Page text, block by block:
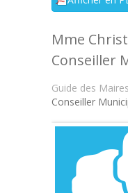
Mme
Conseiller
Guide des Maires
Conseiller